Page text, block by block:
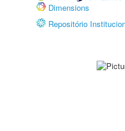
Dimensions
Repositório